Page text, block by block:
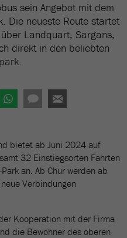
sein Angebot mit dem
Die neueste Route startet
Landquart, Sargans,
direkt in den beliebten
bietet ab Juni 2024 auf
32 Einstiegsorten Fahrten
an. Ab Chur werden ab
Verbindungen
Kooperation mit der Firma
die Bewohner des oberen